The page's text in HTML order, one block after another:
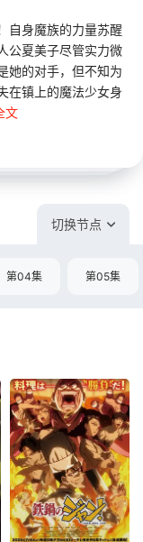
身魔族的力量苏醒
公夏美子尽管实力微
她的对手，但不知为
在镇上的魔法少女身
文
切换节点
第04集 第05集